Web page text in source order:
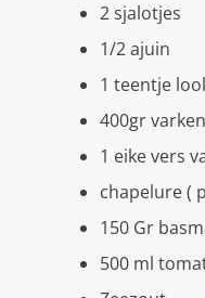
2 sjalotjes
1/2 ajuin
1 teentje
400gr
1 eike vers
chapelure (
150 Gr
500 ml